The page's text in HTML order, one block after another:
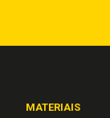
MATERIAIS